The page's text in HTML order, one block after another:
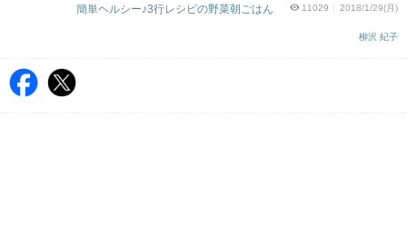
11029 2018/1/29(月)
柳沢 紀子
簡単ヘルシー♪3行レシピの野菜朝ごはん